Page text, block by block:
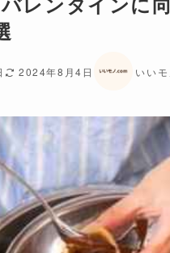
2024年8月4日 いい